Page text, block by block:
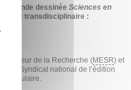
la bande dessinée Sciences en
et transdisciplinaire :
de la Recherche (MESR) et
du Syndicat national de l’édition
Populaire.